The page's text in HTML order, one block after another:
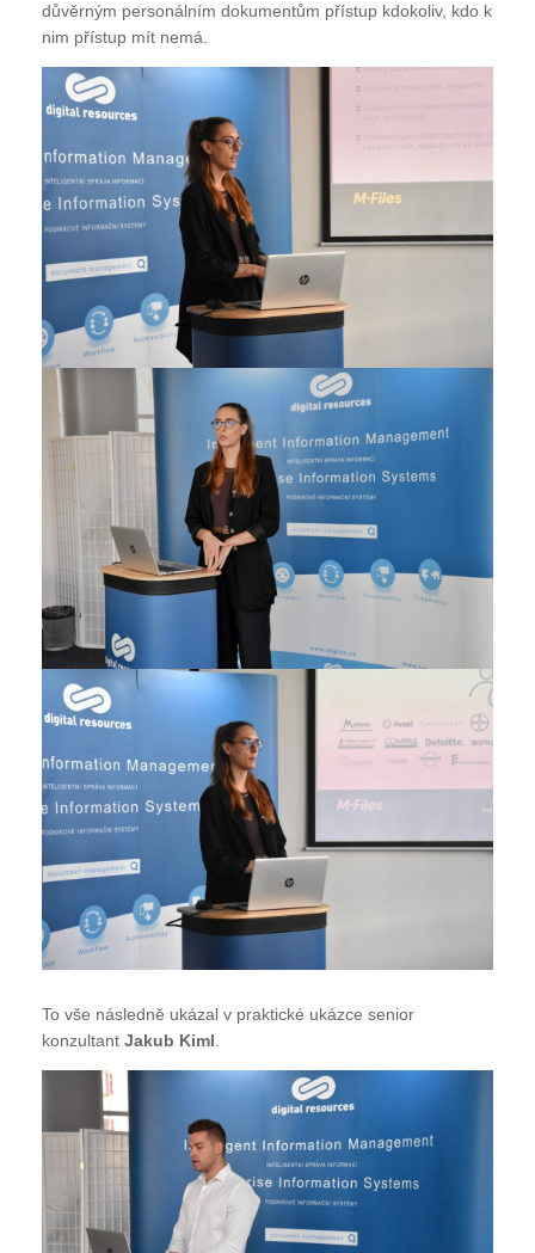
důvěrným personálním dokumentům přístup kdokoliv, kdo k
nim přístup mít nemá.
To vše následně ukázal v praktické ukázce senior
konzultant Jakub Kiml